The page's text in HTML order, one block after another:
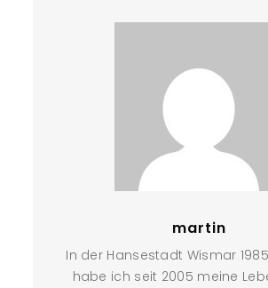
martin
In der Hansestadt Wismar
habe ich seit 2005 meine